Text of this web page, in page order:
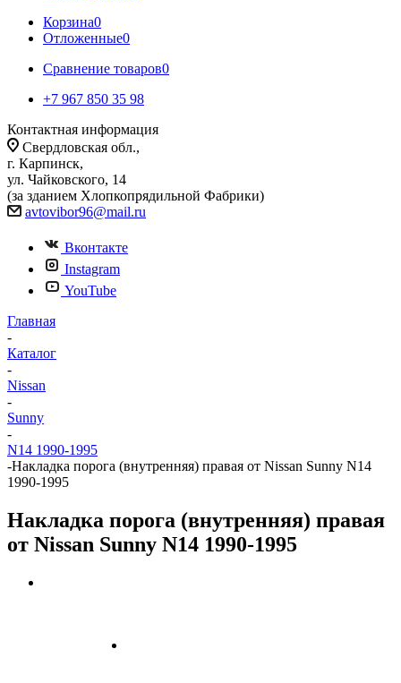
Корзина0
Отложенные0
Сравнение товаров0
+7 967 850 35 98
Контактная информация
Свердловская обл.,
г. Карпинск,
ул. Чайковского, 14
(за зданием Хлопкопрядильной Фабрики)
avtovibor96@mail.ru
Вконтакте
Instagram
YouTube
Главная
-
Каталог
-
Nissan
-
Sunny
-
N14 1990-1995
-Накладка порога (внутренняя) правая от Nissan Sunny N14
1990-1995
Накладка порога (внутренняя) правая
от Nissan Sunny N14 1990-1995